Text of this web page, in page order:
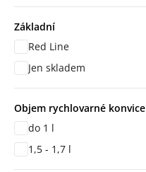
Základní
Red Line
Jen skladem
Objem rychlovarné konvice
do 1 l
1,5 - 1,7 l